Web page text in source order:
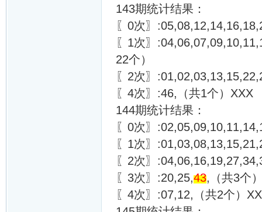
143期统计结果：
〖0次〗
〖1次〗
22个）
〖2次〗
〖4次〗:46,（共1个）XXX
144期统计结果：
〖0次〗
〖1次〗
〖2次〗
〖3次〗:20,25,43,（共3个
〖4次〗:07,12,（共2个）